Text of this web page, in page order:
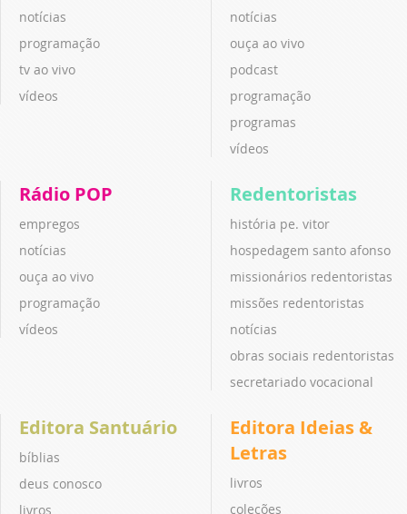
notícias
programação
tv ao vivo
vídeos
notícias
ouça ao vivo
podcast
programação
programas
vídeos
Rádio POP
empregos
notícias
ouça ao vivo
programação
vídeos
Redentoristas
história pe. vitor
hospedagem santo afonso
missionários redentoristas
missões redentoristas
notícias
obras sociais redentoristas
secretariado vocacional
Editora Santuário
bíblias
deus conosco
livros
Editora Ideias &
Letras
livros
coleções